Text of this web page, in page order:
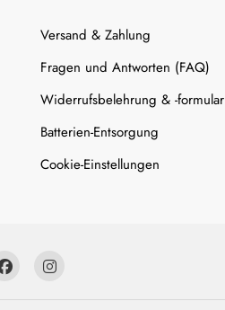
Versand & Zahlung
Fragen und Antworten (FAQ)
Widerrufsbelehrung & -formular
Batterien-Entsorgung
Cookie-Einstellungen